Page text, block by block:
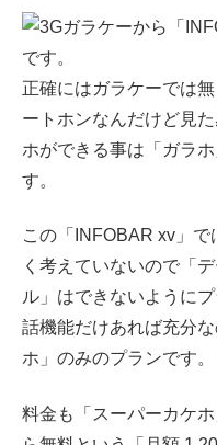
正確にはガラケーでは
ートホンなんだけど見
ホができる事は「ガラ
す。
この「INFOBAR xv」
く考えていないので「
ル」はできないように
話機能だけあれば充分
ホ」のみのプランです。
料金も「スーパーカケ